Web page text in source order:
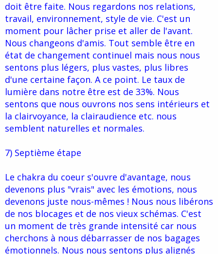
doit être faite. Nous regardons nos relations,
travail, environnement, style de vie. C'est un
moment pour lâcher prise et aller de l'avant.
Nous changeons d'amis. Tout semble être en
état de changement continuel mais nous nous
sentons plus légers, plus vastes, plus libres
d'une certaine façon. A ce point. Le taux de
lumière dans notre être est de 33%. Nous
sentons que nous ouvrons nos sens intérieurs et
la clairvoyance, la clairaudience etc. nous
semblent naturelles et normales.
7) Septième étape
Le chakra du coeur s'ouvre d'avantage, nous
devenons plus "vrais" avec les émotions, nous
devenons juste nous-mêmes ! Nous nous libérons
de nos blocages et de nos vieux schémas. C'est
un moment de très grande intensité car nous
cherchons à nous débarrasser de nos bagages
émotionnels. Nous nous sentons plus alignés